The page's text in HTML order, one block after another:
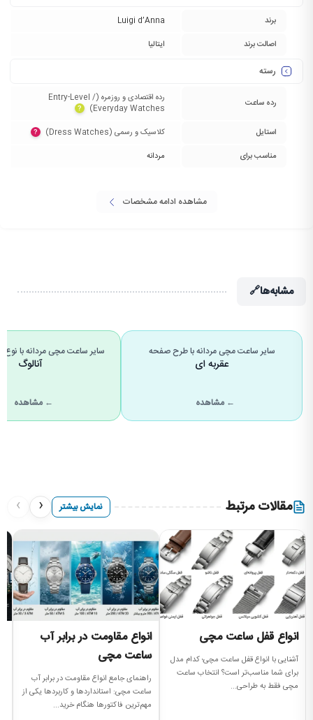
برند
Luigi d’Anna
اصالت برند
ایتالیا
رسته
رده ساعت
رده اقتصادی و روزمره (Entry-Level /
Everyday Watches)‏
?
استایل کلاسیک و رسمی (Dress Watches)‏ ?
مناسب برای مردانه
مشاهده ادامه مشخصات
مشابه‌ها🔗
سایر ساعت مچی مردانه با طرح صفحه
عقربه ای
← مشاهده
سایر ساعت مچی مردانه با
آنالوگ
← مشاهده
مقالات مرتبط نمایش بیشتر ‹
›
انواع قفل ساعت مچی
آشنایی با انواع قفل ساعت مچی؛ کدام مدل
برای شما مناسب‌تر است؟ انتخاب ساعت
مچی فقط به طراحی...
انواع مقاومت در برابر آب
ساعت مچی
راهنمای جامع انواع مقاومت در برابر آب
ساعت مچی: استانداردها و کاربردها یکی از
مهم‌ترین فاکتورها هنگام خرید...